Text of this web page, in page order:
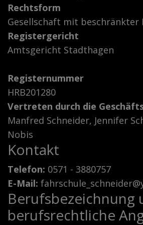
Rechtsform
Gesellschaft mit beschränkter
Registergericht
Amtsgericht Stadthagen
Registernummer
HRB201280
Vertreten durch die
Manfred Schneider, Jennifer
Nobis
Kontakt
Telefon: 0571 - 3880757
E-Mail:
Berufsbezeichnung
berufsrechtliche